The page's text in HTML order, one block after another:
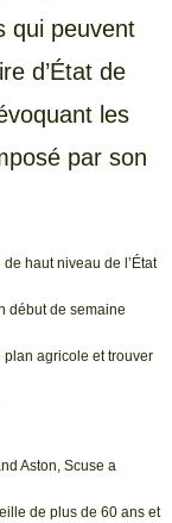
qui peuvent
d’État de
les
par son
haut niveau de l’État
début de semaine
agricole et trouver
Aston, Scuse a
de plus de 60 ans et